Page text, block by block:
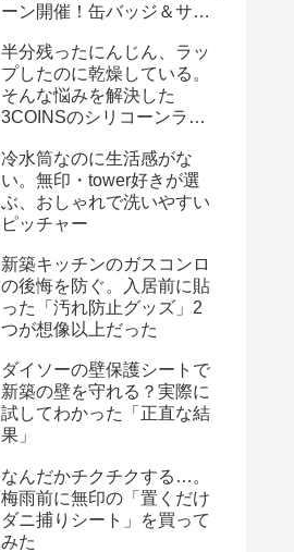
ーン開催！缶バッジ＆サン
半分残ったにんじん、ラッ
プしたのに乾燥している。
そんな悩みを解決した
3COINSのシリコーンラッ
冷水筒なのに生活感がな
い。無印・tower好きが選
ぶ、おしゃれで洗いやすい
ピッチャー
新築キッチンのガスコンロ
の後悔を防ぐ。入居前に貼
った「汚れ防止グッズ」2
つが想像以上だった
ダイソーの壁保護シートで
新築の壁を守れる？実際に
試してわかった「正直な結
果」
なんだかチクチクする…。
梅雨前に無印の「置くだけ
ダニ捕りシート」を買って
みた